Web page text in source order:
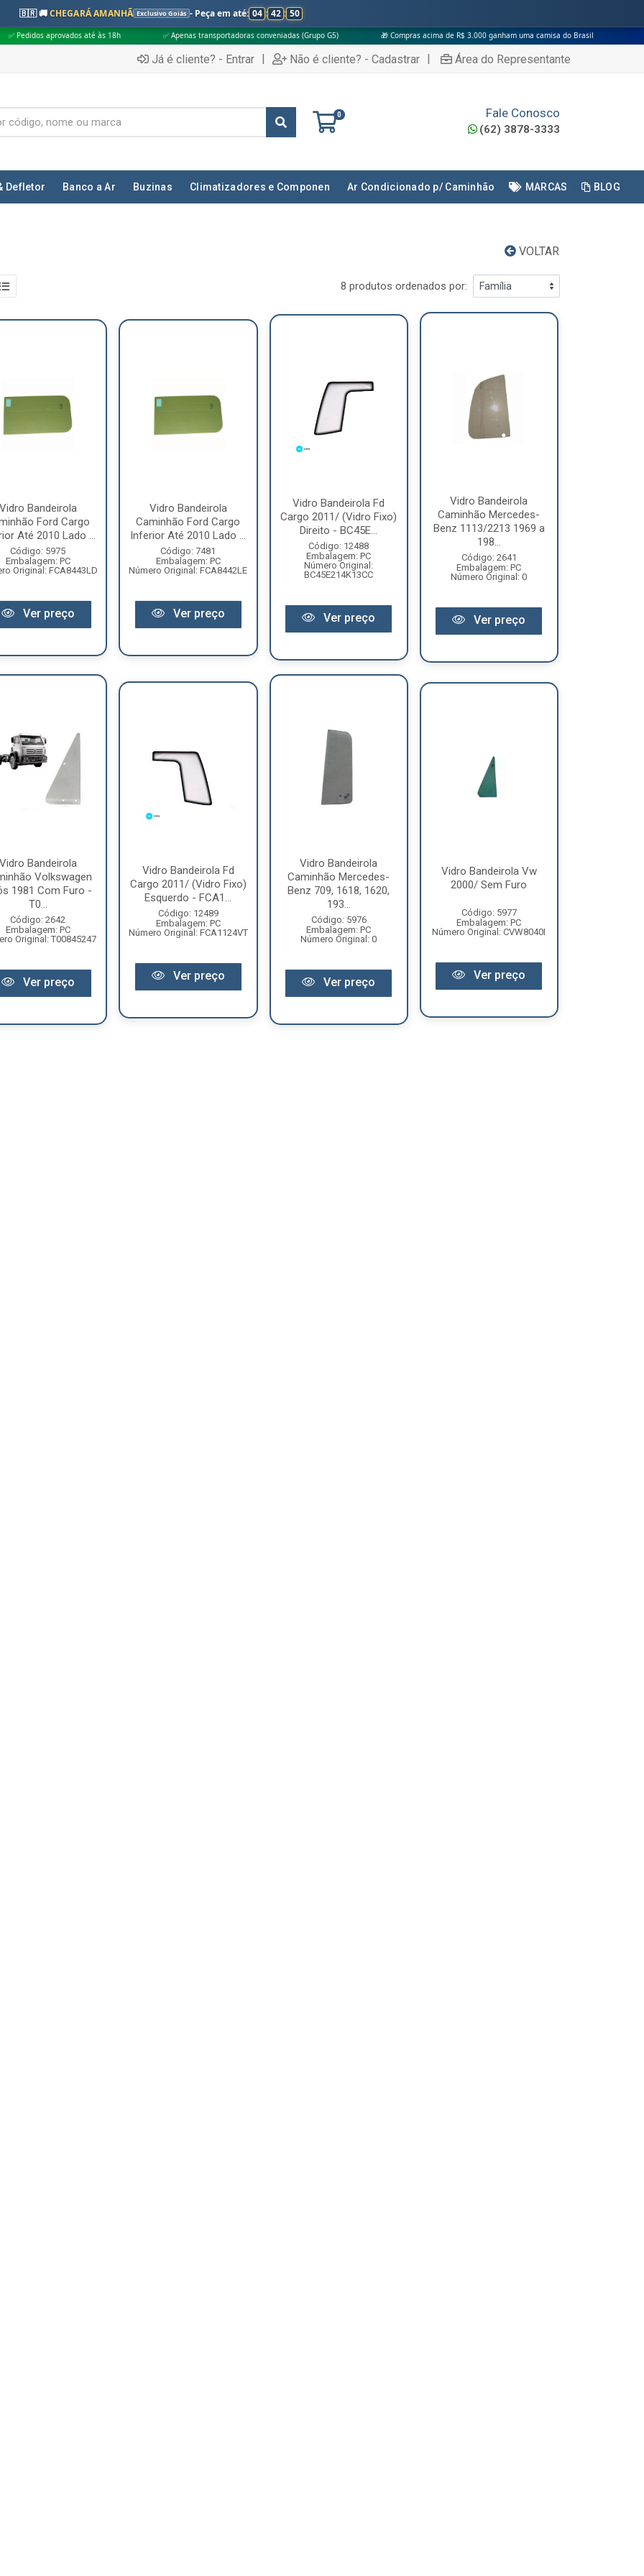
🇧🇷 🚚CHEGARÁ AMANHÃ Exclusivo Goiás - Peça em até: 04 : 42 : 49
até às 18h ✅ Apenas transportadoras conveniadas (Grupo G5) 🎁 Compras acima de R$ 3.000 ganham uma camisa do Brasil
Já é cliente? - Entrar | Não é cliente? - Cadastrar | Área do Representante
0 Fale Conosco
(62) 3878-3333
Defletor Banco a Ar Buzinas Climatizadores e Componen Ar Condicionado p/ Caminhão MARCAS BLOG
VOLTAR
8 produtos ordenados por:
Vidro Bandeirola
Ford Cargo
Até 2010 Lado ...
Código: 5975
Embalagem: PC
Original: FCA8443LD
Ver preço
Vidro Bandeirola
Caminhão Ford Cargo
Inferior Até 2010 Lado ...
Código: 7481
Embalagem: PC
Número Original: FCA8442LE
Ver preço
Vidro Bandeirola Fd
Cargo 2011/ (Vidro Fixo)
Direito - BC45E...
Código: 12488
Embalagem: PC
Número Original:
BC45E214K13CC
Ver preço
Vidro Bandeirola
Caminhão Mercedes-
Benz 1113/2213 1969 a
198...
Código: 2641
Embalagem: PC
Número Original: 0
Ver preço
Vidro Bandeirola
Volkswagen
1981 Com Furo -
T0...
Código: 2642
Embalagem: PC
Original: T00845247
Ver preço
Vidro Bandeirola Fd
Cargo 2011/ (Vidro Fixo)
Esquerdo - FCA1...
Código: 12489
Embalagem: PC
Número Original: FCA1124VT
Ver preço
Vidro Bandeirola
Caminhão Mercedes-
Benz 709, 1618, 1620,
193...
Código: 5976
Embalagem: PC
Número Original: 0
Ver preço
Vidro Bandeirola Vw
2000/ Sem Furo
Código: 5977
Embalagem: PC
Número Original: CVW8040I
Ver preço